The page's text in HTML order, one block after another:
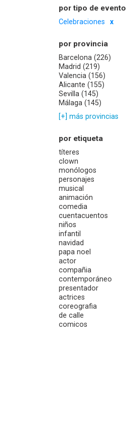
por tipo de evento
Celebraciones
por provincia
Barcelona (226)
Madrid (219)
Valencia (156)
Alicante (155)
Sevilla (145)
Málaga (145)
[+] más provincias
por etiqueta
títeres
clown
monólogos
personajes
musical
animación
comedia
cuentacuentos
niños
infantil
navidad
papa noel
actor
compañia
contemporáneo
presentador
actrices
coreografia
de calle
comicos